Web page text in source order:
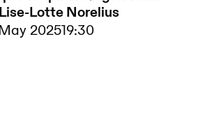
Lotte Norelius
202519:30